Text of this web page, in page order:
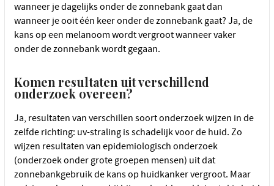
wanneer je dagelijks onder de zonnebank gaat dan
wanneer je ooit één keer onder de zonnebank gaat? Ja, de
kans op een melanoom wordt vergroot wanneer vaker
onder de zonnebank wordt gegaan.
Komen resultaten uit verschillend
onderzoek overeen?
Ja, resultaten van verschillen soort onderzoek wijzen in de
zelfde richting: uv-straling is schadelijk voor de huid. Zo
wijzen resultaten van epidemiologisch onderzoek
(onderzoek onder grote groepen mensen) uit dat
zonnebankgebruik de kans op huidkanker vergroot. Maar